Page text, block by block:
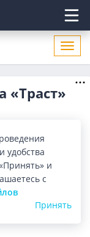
«Траст»
Банка
названию. Часы
удобства
и
с
Принять